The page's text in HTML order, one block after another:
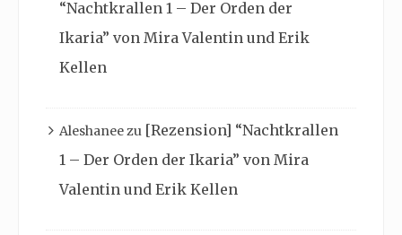
“Nachtkrallen 1 – Der Orden der
Ikaria” von Mira Valentin und Erik
Kellen
Aleshaneezu [Rezension] “Nachtkrallen
1 – Der Orden der Ikaria” von Mira
Valentin und Erik Kellen